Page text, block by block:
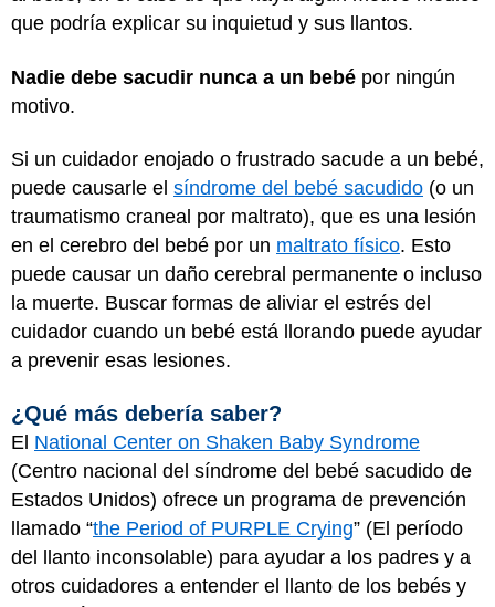
que podría explicar su inquietud y sus llantos.
Nadie debe sacudir nunca a un bebé por ningún
motivo.
Si un cuidador enojado o frustrado sacude a un bebé,
puede causarle el síndrome del bebé sacudido (o un
traumatismo craneal por maltrato), que es una lesión
en el cerebro del bebé por un maltrato físico. Esto
puede causar un daño cerebral permanente o incluso
la muerte. Buscar formas de aliviar el estrés del
cuidador cuando un bebé está llorando puede ayudar
a prevenir esas lesiones.
¿Qué más debería saber?
El National Center on Shaken Baby Syndrome
(Centro nacional del síndrome del bebé sacudido de
Estados Unidos) ofrece un programa de prevención
llamado “the Period of PURPLE Crying” (El período
del llanto inconsolable) para ayudar a los padres y a
otros cuidadores a entender el llanto de los bebés y